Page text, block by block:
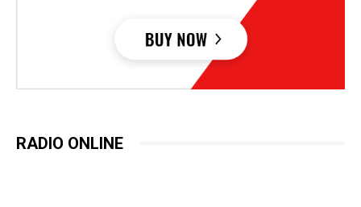
RADIO ONLINE